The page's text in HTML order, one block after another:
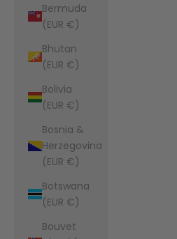
Bermuda
(EUR €)
Bhutan
(EUR €)
Bolivia
(EUR €)
Bosnia &
Herzegovina
(EUR €)
Botswana
(EUR €)
Bouvet